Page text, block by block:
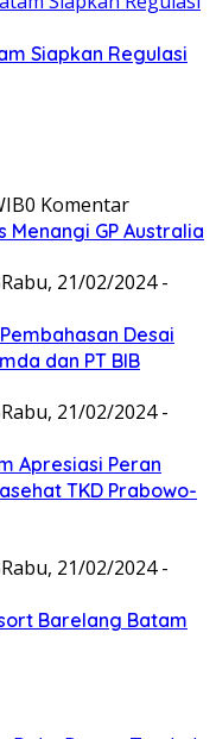
Siapkan Regulasi
0 Komentar
Menangi GP Australia
Rabu, 21/02/2024 -
Desai
dan PT BIB
Rabu, 21/02/2024 -
Apresiasi Peran
TKD Prabowo-
Rabu, 21/02/2024 -
Barelang Batam